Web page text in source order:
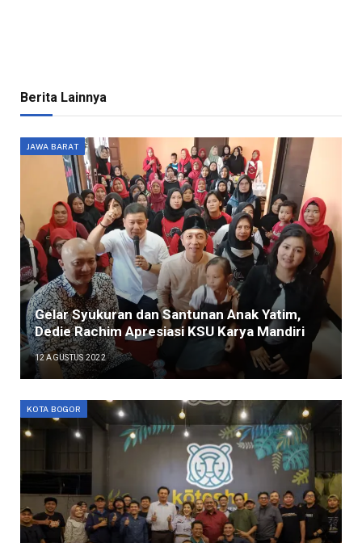
Berita Lainnya
JAWA BARAT
Gelar Syukuran dan Santunan Anak Yatim,
Dedie Rachim Apresiasi KSU Karya Mandiri
12 AGUSTUS 2022
KOTA BOGOR